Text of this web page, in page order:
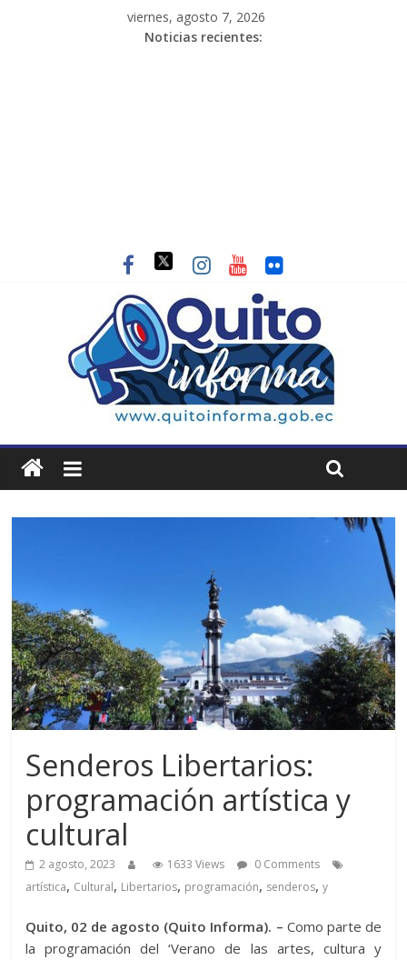
viernes, agosto 7, 2026
Noticias recientes:
Senderos Libertarios:
programación artística y
cultural
2 agosto, 2023 1633 Views
0 Comments
artística, Cultural, Libertarios, programación, senderos,y
Quito, 02 de agosto (Quito Informa). – Como parte de
la programación del ‘Verano de las artes, cultura y